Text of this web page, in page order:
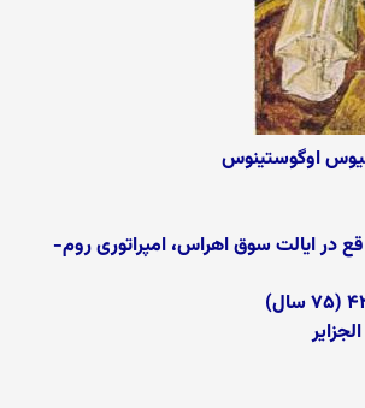
اوگوستینوس
در ایالت سوق اهراس، امپراتوری روم-